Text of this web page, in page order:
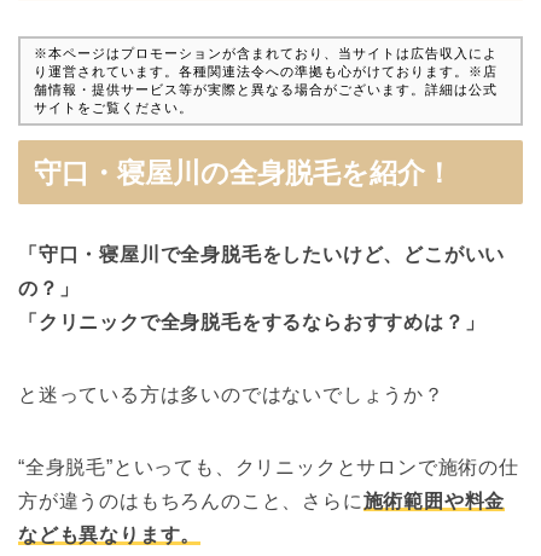
※本ページはプロモーションが含まれており、当サイトは広告収入によ
り運営されています。各種関連法令への準拠も心がけております。※店
舗情報・提供サービス等が実際と異なる場合がございます。詳細は公式
サイトをご覧ください。
守口・寝屋川の全身脱毛を紹介！
「守口・寝屋川で全身脱毛をしたいけど、どこがいい
の？」
「クリニックで全身脱毛をするならおすすめは？」
と迷っている方は多いのではないでしょうか？
“全身脱毛”といっても、クリニックとサロンで施術の仕
方が違うのはもちろんのこと、さらに施術範囲や料金
なども異なります。